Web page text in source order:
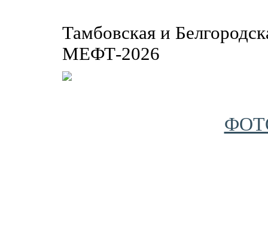
Тамбовская и
МЕФТ-2026